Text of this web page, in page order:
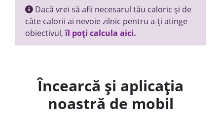
Dacă vrei să afli necesarul tău caloric și de
câte calorii ai nevoie zilnic pentru a-ți atinge
obiectivul,îl poți calcula aici.
Încearcă și aplicația
noastră de mobil